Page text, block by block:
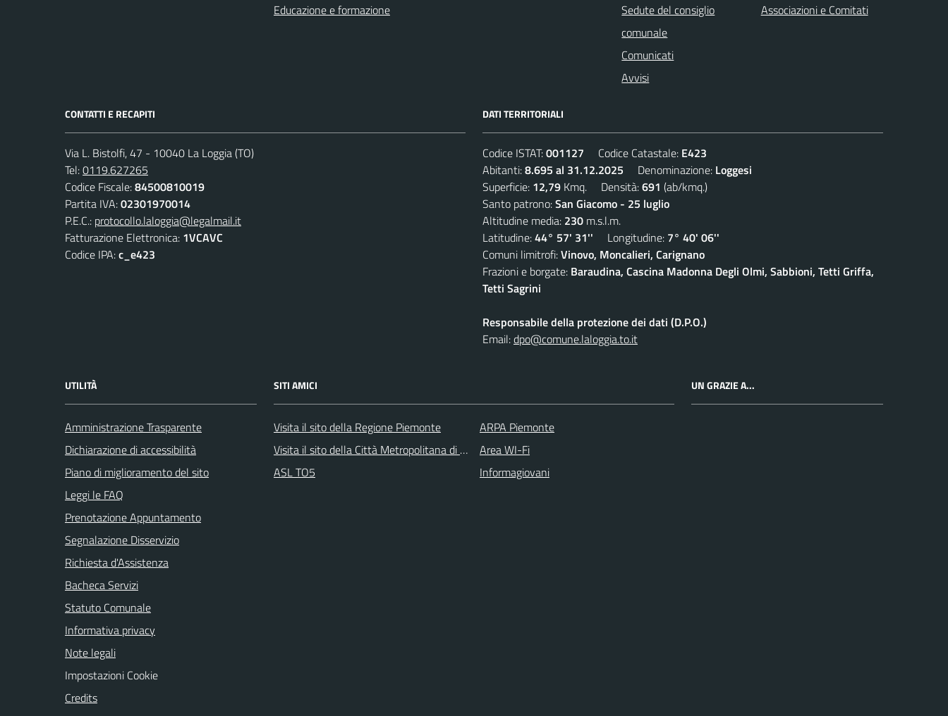
Educazione e formazione
Sedute del consiglio
comunale
Comunicati
Avvisi
Associazioni e Comitati
CONTATTI E RECAPITI
Via L. Bistolfi, 47 - 10040 La Loggia (TO)
Tel:0119.627265
Codice Fiscale:84500810019
Partita IVA:02301970014
P.E.C.: protocollo.laloggia@legalmail.it
Fatturazione Elettronica: 1VCAVC
Codice IPA:c_e423
DATI TERRITORIALI
Codice ISTAT:001127 Codice Catastale: E423
Abitanti:8.695 al 31.12.2025 Denominazione: Loggesi
Superficie: 12,79 Kmq. Densità:691 (ab/kmq.)
Santo patrono:San Giacomo - 25 luglio
Altitudine media: 230 m.s.l.m.
Latitudine:44° 57' 31'' Longitudine: 7° 40' 06''
Comuni limitrofi:Vinovo, Moncalieri, Carignano
Frazioni e borgate: Baraudina, Cascina Madonna Degli Olmi, Sabbioni, Tetti Griffa,
Tetti Sagrini
Responsabile della protezione dei dati (D.P.O.)
Email:dpo@comune.laloggia.to.it
UTILITÀ
Amministrazione Trasparente
Dichiarazione di accessibilità
Piano di miglioramento del sito
Leggi le FAQ
Prenotazione Appuntamento
Segnalazione Disservizio
Richiesta d'Assistenza
Bacheca Servizi
Statuto Comunale
Informativa privacy
Note legali
Impostazioni Cookie
Credits
SITI AMICI
Visita il sito della Regione Piemonte
Visita il sito della Città Metropolitana di Torino
ASL TO5
ARPA Piemonte
Area WI-Fi
Informagiovani
UN GRAZIE A...